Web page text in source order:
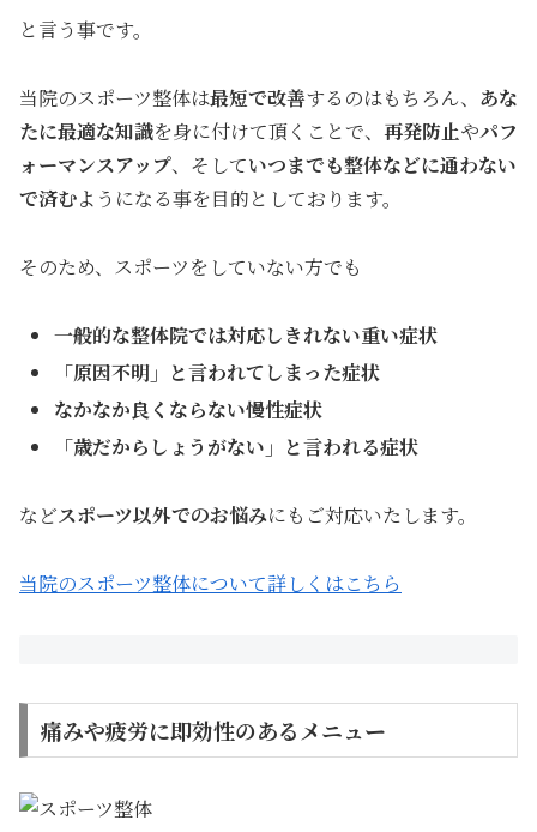
と言う事です。
当院のスポーツ整体は最短で改善するのはもちろん、 あな
たに最適な知識を身に付けて頂くことで、 再発防止やパフ
ォーマンスアップ、そしていつまでも整体などに通わない
で済むようになる事を目的としております。
そのため、スポーツをしていない方でも
一般的な整体院では対応しきれない重い症状
「原因不明」と言われてしまった症状
なかなか良くならない慢性症状
「歳だからしょうがない」と言われる症状
などスポーツ以外でのお悩みにもご対応いたします。
当院のスポーツ整体について詳しくはこちら
痛みや疲労に即効性のあるメニュー